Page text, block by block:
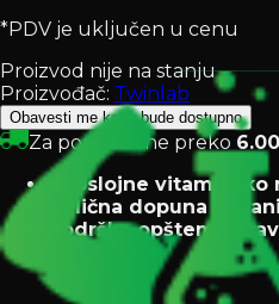
*PDV je uključen u cenu
Proizvod nije na stanju
Proizvođač: Twinlab
Obavesti me kada bude dostupno
Za porudžbine preko
dvoslojne
odlična dopuna
podrška opštem